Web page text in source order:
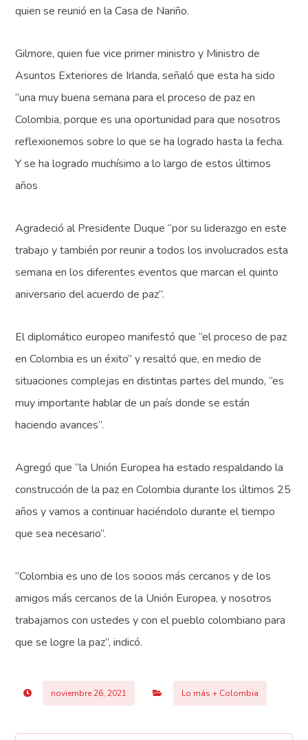
quien se reunió en la Casa de Nariño.
Gilmore, quien fue vice primer ministro y Ministro de
Asuntos Exteriores de Irlanda, señaló que esta ha sido
“una muy buena semana para el proceso de paz en
Colombia, porque es una oportunidad para que nosotros
reflexionemos sobre lo que se ha logrado hasta la fecha.
Y se ha logrado muchísimo a lo largo de estos últimos
años
Agradeció al Presidente Duque “por su liderazgo en este
trabajo y también por reunir a todos los involucrados esta
semana en los diferentes eventos que marcan el quinto
aniversario del acuerdo de paz”.
El diplomático europeo manifestó que “el proceso de paz
en Colombia es un éxito” y resaltó que, en medio de
situaciones complejas en distintas partes del mundo, “es
muy importante hablar de un país donde se están
haciendo avances”.
Agregó que “la Unión Europea ha estado respaldando la
construcción de la paz en Colombia durante los últimos 25
años y vamos a continuar haciéndolo durante el tiempo
que sea necesario”.
“Colombia es uno de los socios más cercanos y de los
amigos más cercanos de la Unión Europea, y nosotros
trabajamos con ustedes y con el pueblo colombiano para
que se logre la paz”, indicó.
noviembre 26, 2021 Lo más + Colombia